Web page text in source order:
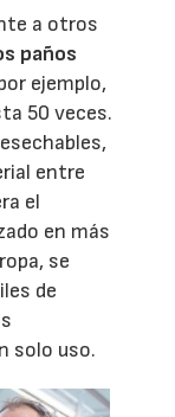
a otros
paños
ejemplo,
50 veces.
entre
el
en más
se
de
solo uso.